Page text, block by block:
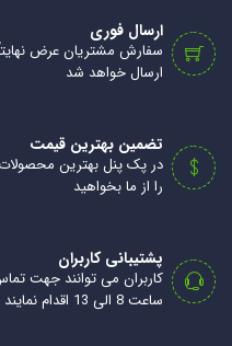
ارسال فوری
ارسال خواهد شد
تضمین بهترین قیمت
در پک پنل بهترین محصولات
را از ما بخواهید
پشتیبانی کاربران
کاربران می توانند جهت
ساعت 8 الی 13 اقدام نمایند